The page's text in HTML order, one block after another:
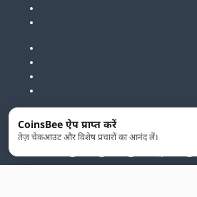
CoinsBee ऐप प्राप्त करें
तेज़ चेकआउट और विशेष प्रचारों का आनंद लें।